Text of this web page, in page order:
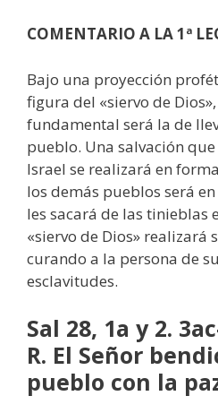
COMENTARIO A LA 1ª
Bajo una proyección
figura del «siervo de
fundamental será la de
pueblo. Una salvación
Israel se realizará en
los demás pueblos será
les sacará de las
«siervo de Dios» realizará
curando a la persona de
esclavitudes.
Sal 28, 1a y 2.
R. El Señor
pueblo con la